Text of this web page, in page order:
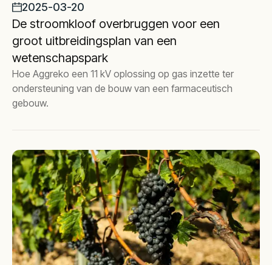
2025-03-20
De stroomkloof overbruggen voor een
groot uitbreidingsplan van een
wetenschapspark
Hoe Aggreko een 11 kV oplossing op gas inzette ter
ondersteuning van de bouw van een farmaceutisch
gebouw.